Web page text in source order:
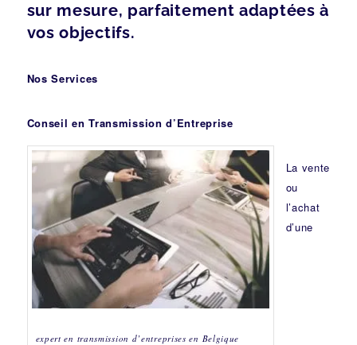
sur mesure, parfaitement adaptées à
vos objectifs.
Nos Services
Conseil en Transmission d’Entreprise
expert en transmission d’entreprises en Belgique
La vente
ou
l’achat
d’une